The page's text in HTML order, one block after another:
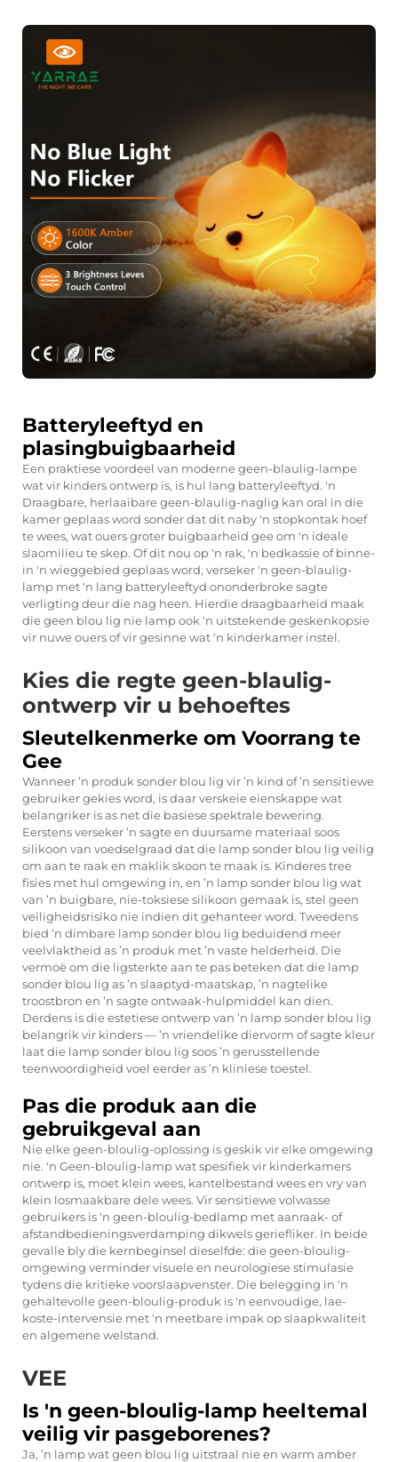
Batteryleeftyd en
plasingbuigbaarheid
Een praktiese voordeel van moderne geen-blaulig-lampe
wat vir kinders ontwerp is, is hul lang batteryleeftyd. 'n
Draagbare, herlaaibare geen-blaulig-naglig kan oral in die
kamer geplaas word sonder dat dit naby 'n stopkontak hoef
te wees, wat ouers groter buigbaarheid gee om 'n ideale
slaomilieu te skep. Of dit nou op 'n rak, 'n bedkassie of binne-
in 'n wieggebied geplaas word, verseker 'n geen-blaulig-
lamp met 'n lang batteryleeftyd ononderbroke sagte
verligting deur die nag heen. Hierdie draagbaarheid maak
diegeen blou lig nie lamp ook 'n uitstekende geskenkopsie
vir nuwe ouers of vir gesinne wat 'n kinderkamer instel.
Kies die regte geen-blaulig-
ontwerp vir u behoeftes
Sleutelkenmerke om Voorrang te
Gee
Wanneer ’n produk sonder blou lig vir ’n kind of ’n sensitiewe
gebruiker gekies word, is daar verskeie eienskappe wat
belangriker is as net die basiese spektrale bewering.
Eerstens verseker ’n sagte en duursame materiaal soos
silikoon van voedselgraad dat die lamp sonder blou lig veilig
om aan te raak en maklik skoon te maak is. Kinderes tree
fisies met hul omgewing in, en ’n lamp sonder blou lig wat
van ’n buigbare, nie-toksiese silikoon gemaak is, stel geen
veiligheidsrisiko nie indien dit gehanteer word. Tweedens
bied ’n dimbare lamp sonder blou lig beduidend meer
veelvlaktheid as ’n produk met ’n vaste helderheid. Die
vermoë om die ligsterkte aan te pas beteken dat die lamp
sonder blou lig as ’n slaaptyd-maatskap, ’n nagtelike
troostbron en ’n sagte ontwaak-hulpmiddel kan dien.
Derdens is die estetiese ontwerp van ’n lamp sonder blou lig
belangrik vir kinders — ’n vriendelike diervorm of sagte kleur
laat die lamp sonder blou lig soos ’n gerusstellende
teenwoordigheid voel eerder as ’n kliniese toestel.
Pas die produk aan die
gebruikgeval aan
Nie elke geen-bloulig-oplossing is geskik vir elke omgewing
nie. 'n Geen-bloulig-lamp wat spesifiek vir kinderkamers
ontwerp is, moet klein wees, kantelbestand wees en vry van
klein losmaakbare dele wees. Vir sensitiewe volwasse
gebruikers is 'n geen-bloulig-bedlamp met aanraak- of
afstandbedieningsverdamping dikwels geriefliker. In beide
gevalle bly die kernbeginsel dieselfde: die geen-bloulig-
omgewing verminder visuele en neurologiese stimulasie
tydens die kritieke voorslaapvenster. Die belegging in 'n
gehaltevolle geen-bloulig-produk is 'n eenvoudige, lae-
koste-intervensie met 'n meetbare impak op slaapkwaliteit
en algemene welstand.
VEE
Is 'n geen-bloulig-lamp heeltemal
veilig vir pasgeborenes?
Ja, ’n lamp wat geen blou lig uitstraal nie en warm amber